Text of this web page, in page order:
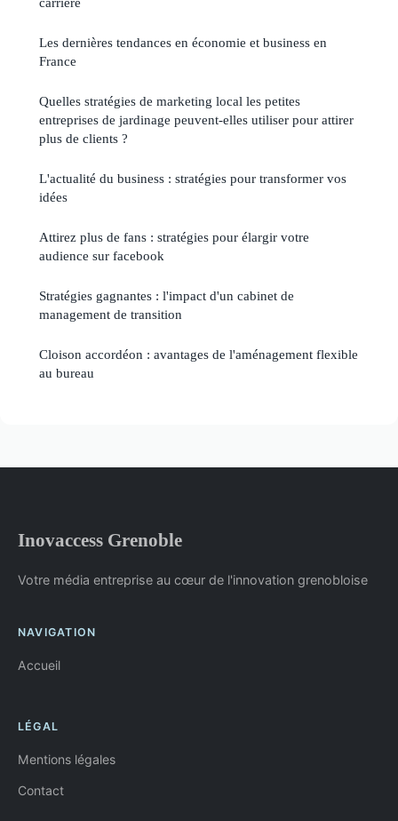
Les dernières tendances en économie et business en
France
Quelles stratégies de marketing local les petites
entreprises de jardinage peuvent-elles utiliser pour attirer
plus de clients ?
L'actualité du business : stratégies pour transformer vos
idées
Attirez plus de fans : stratégies pour élargir votre
audience sur facebook
Stratégies gagnantes : l'impact d'un cabinet de
management de transition
Cloison accordéon : avantages de l'aménagement flexible
au bureau
Inovaccess Grenoble
Votre média entreprise au cœur de l'innovation grenobloise
NAVIGATION
Accueil
LÉGAL
Mentions légales
Contact